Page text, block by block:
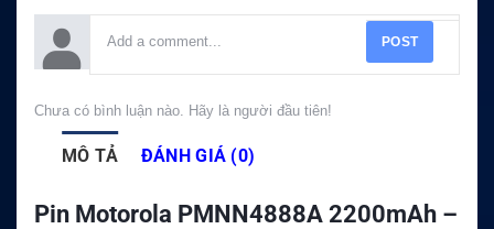
POST
Chưa có bình luận nào. Hãy là người đầu tiên!
MÔ TẢ ĐÁNH GIÁ (0)
Pin Motorola PMNN4888A 2200mAh –